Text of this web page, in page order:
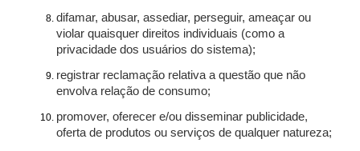
difamar, abusar, assediar, perseguir, ameaçar ou
violar quaisquer direitos individuais (como a
privacidade dos usuários do sistema);
registrar reclamação relativa a questão que não
envolva relação de consumo;
promover, oferecer e/ou disseminar publicidade,
oferta de produtos ou serviços de qualquer natureza;